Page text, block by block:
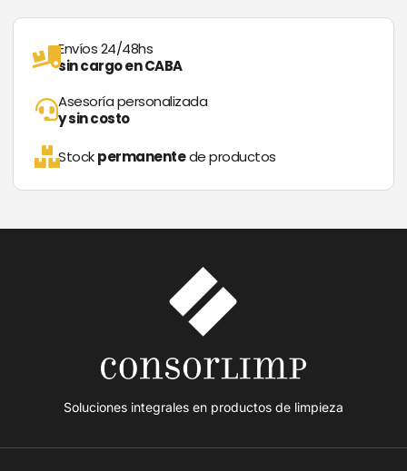
Envíos 24/48hs
sin cargo en CABA
Asesoría personalizada
y sin costo
Stockpermanentede productos
Soluciones integrales en productos de limpieza